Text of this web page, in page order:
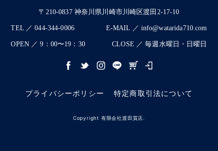
〒210-0837 神奈川県川崎市川崎区渡田2-17-10
TEL ／ 044-344-0006 E-MAIL ／ info@watarida710.com
OPEN ／ 9：00〜19：30 CLOSE ／ 毎週水曜日・日曜日
プライバシーポリシー 特定商取引法について
Copyright 有限会社渡田質店.